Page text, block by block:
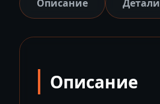
мотоцикл
Китай
Описание Детали
Описание